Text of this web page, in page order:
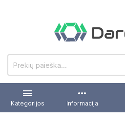

Kategorijos
more_horiz
Informacija